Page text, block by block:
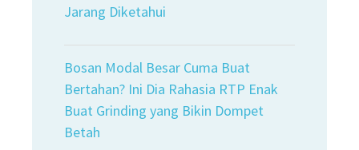
Jarang Diketahui
Bosan Modal Besar Cuma Buat
Bertahan? Ini Dia Rahasia RTP Enak
Buat Grinding yang Bikin Dompet
Betah